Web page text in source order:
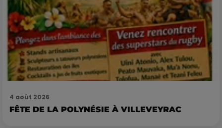
4 août 2026
FÊTE DE LA POLYNÉSIE À VILLEVEYRAC